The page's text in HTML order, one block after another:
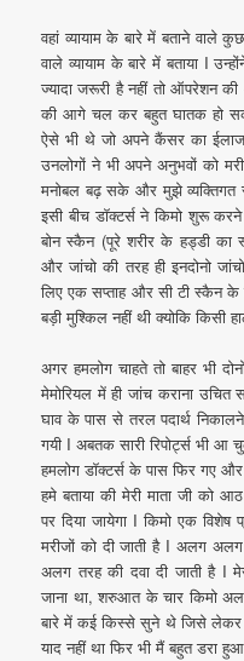
वहां व्यायाम के बारे में बताने वाले
वाले व्यायाम के बारे में बताया I
ज्यादा जरूरी है नहीं तो ऑपरेशन
की आगे चल कर बहुत घातक हो
ऐसे भी थे जो अपने कैंसर का
उनलोगों ने भी अपने अनुभवों को
मनोबल बढ़ सके और मुझे व्यक्तिगत
इसी बीच डॉक्टर्स ने किमो शुरू
बोन स्कैन (पूरे शरीर के हड्डी का
और जांचो की तरह ही इनदोनो
लिए एक सप्ताह और सी टी स्कैन के
बड़ी मुश्किल नहीं थी क्योकि किसी
अगर हमलोग चाहते तो बाहर भी
मेमोरियल में ही जांच कराना
घाव के पास से तरल पदार्थ
गयी I अबतक सारी रिपोर्ट्स भी
हमलोग डॉक्टर्स के पास फिर गए और
हमे बताया की मेरी माता जी को
पर दिया जायेगा I किमो एक
मरीजों को दी जाती है I अलग
अलग तरह की दवा दी जाती है I
जाना था, शरुआत के चार किमो
बारे में कई किस्से सुने थे जिसे
याद नहीं था फिर भी मैं बहुत डरा